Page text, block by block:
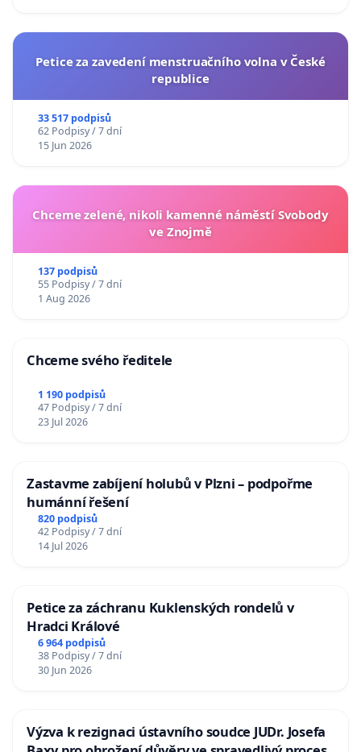
Petice za zavedení menstruačního volna v České
republice
33 517 podpisů
62 Podpisy / 7 dní
15 Jun 2026
Chceme zelené, nikoli kamenné náměstí Svobody
ve Znojmě
137 podpisů
55 Podpisy / 7 dní
1 Aug 2026
Chceme svého ředitele
1 190 podpisů
47 Podpisy / 7 dní
23 Jul 2026
Zastavme zabíjení holubů v Plzni – podpořme
humánní řešení
820 podpisů
42 Podpisy / 7 dní
14 Jul 2026
Petice za záchranu Kuklenských rondelů v
Hradci Králové
6 964 podpisů
38 Podpisy / 7 dní
30 Jun 2026
Výzva k rezignaci ústavního soudce JUDr. Josefa